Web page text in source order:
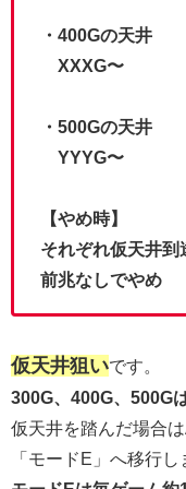
・400Gの天井
XXXG〜
・500Gの天井
YYYG〜
【やめ時】
それぞれ仮天井到
前兆なしでやめ
仮天井狙いです。
300G、400G、500G
仮天井を踏んだ場合
「モードE」へ移行し